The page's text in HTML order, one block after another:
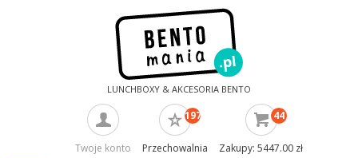
LUNCHBOXY & AKCESORIA BENTO
Twoje konto
197
Przechowalnia
44
Zakupy: 5447.00 zł